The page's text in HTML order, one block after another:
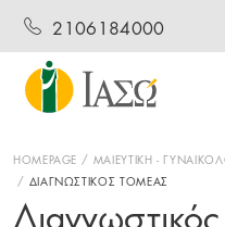
2106184000
HOMEPAGE ΜΑΙΕΥΤΙΚΗ -
ΔΙΑΓΝΩΣΤΙΚΟΣ ΤΟΜΕΑΣ